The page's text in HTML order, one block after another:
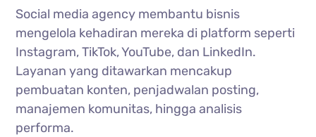
Social media agency membantu bisnis
mengelola kehadiran mereka di platform seperti
Instagram, TikTok, YouTube, dan LinkedIn.
Layanan yang ditawarkan mencakup
pembuatan konten, penjadwalan posting,
manajemen komunitas, hingga analisis
performa.